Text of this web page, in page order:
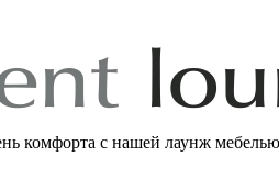
комфорта с нашей лаунж мебелью